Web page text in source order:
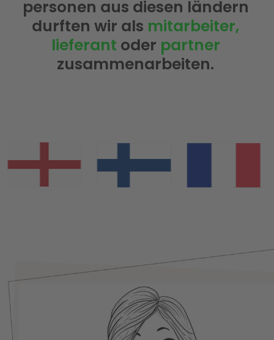
personen aus diesen ländern
durften wir als mitarbeiter,
lieferant oder partner
zusammenarbeiten.